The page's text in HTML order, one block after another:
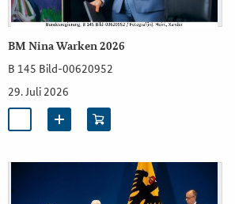
BM Nina Warken 2026
B 145 Bild-00620952
29. Juli 2026